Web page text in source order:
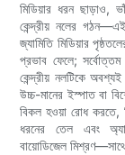
মিডিয়ার ধরন ছাড়াও,
কেন্দ্রীয় নলের
জ্যামিতি মিডিয়ার
প্রভাব ফেলে;
কেন্দ্রীয় নলটিকে
উচ্চ-মানের ইস্পাত বা
বিকল হওয়া রোধ করতে,
ধরনের তেল এবং
বায়োডিজেল